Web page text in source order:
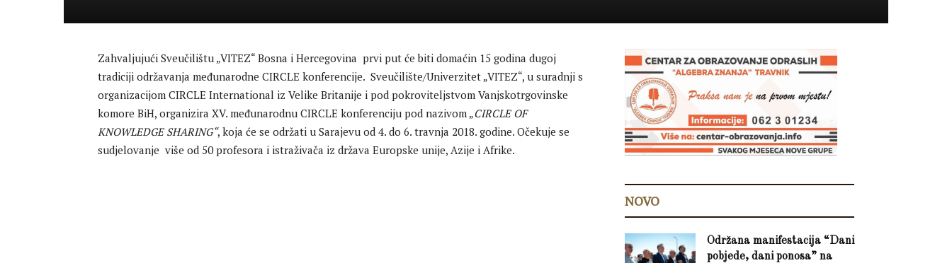
Zahvaljujući Sveučilištu „VITEZ“ Bosna i Hercegovina prvi put će biti domaćin 15 godina dugoj
tradiciji održavanja međunarodne CIRCLE konferencije. Sveučilište/Univerzitet „VITEZ“, u suradnji s
organizacijom CIRCLE International iz Velike Britanije i pod pokroviteljstvom Vanjskotrgovinske
komore BiH, organizira XV. međunarodnu CIRCLE konferenciju pod nazivom „CIRCLE OF
KNOWLEDGE SHARING“, koja će se održati u Sarajevu od 4. do 6. travnja 2018. godine. Očekuje se
sudjelovanje više od 50 profesora i istraživača iz država Europske unije, Azije i Afrike.
NOVO
Održana manifestacija “Dani
pobjede, dani ponosa” na